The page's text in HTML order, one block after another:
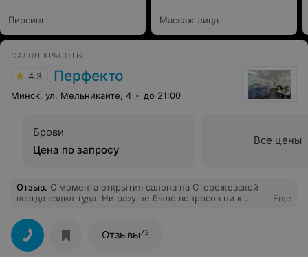
Пирсинг Массаж лица
САЛОН КРАСОТЫ
4.3 Перфекто
Минск, ул. Мельникайте, 4 до 21:00
Брови
Цена по запросу
Все цены
Отзыв. С момента открытия салона на Сторожевской
всегда ездил туда. Ни разу не было вопросов ни к
Сегодня заехал на Мельникайте, так как
местоположение для меня удобнее. Вообще не понял
почему теперь там мужской VIP-зал для стрижки, как
был там лет 7 назад, так все и осталось даже после
Еще
Отзывы73